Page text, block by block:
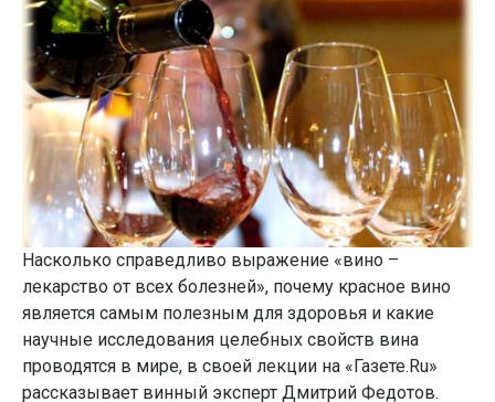
Насколько справедливо выражение «вино –
лекарство от всех болезней», почему красное вино
является самым полезным для здоровья и какие
научные исследования целебных свойств вина
проводятся в мире, в своей лекции на «Газете.Ru»
рассказывает винный эксперт Дмитрий Федотов.